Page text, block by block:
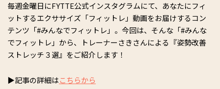
毎週金曜日にFYTTE公式インスタグラムにて、あなたにフィ
ットするエクササイズ「フィットレ」動画をお届けするコン
テンツ「#みんなでフィットレ」。今回は、そんな「#みんな
でフィットレ」から、トレーナーさきさんによる『姿勢改善
ストレッチ３選』をご紹介します！
▶記事の詳細はこちらから